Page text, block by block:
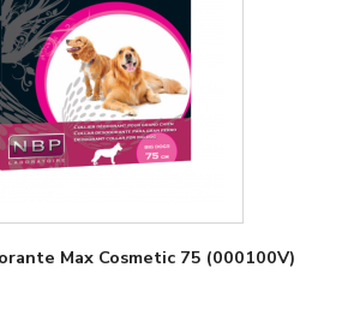
Collar Desodorante Max Cosmetic 75 (000100V)